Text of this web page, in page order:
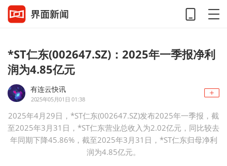
*ST仁东(002647.SZ)：2025年一季报净利
润为4.85亿元
有连云快讯
2025年05月01日 01:38
2025年4月29日，*ST仁东(002647.SZ)发布2025年一季报，截
至2025年3月31日，*ST仁东营业总收入为2.02亿元，同比较去
年同期下降45.86%，截至2025年3月31日，*ST仁东归母净利
润为4.85亿元。